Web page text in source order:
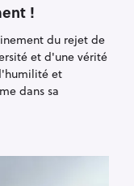
!
du rejet de
et d'une vérité
et
dans sa